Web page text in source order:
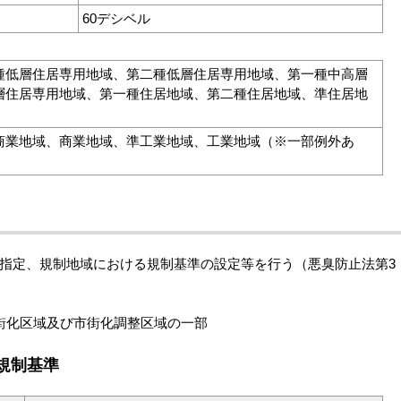
60デシベル
層住居専用地域、第二種低層住居専用地域、第一種中高層
居専用地域、第一種住居地域、第二種住居地域、準住居地
業地域、商業地域、準工業地域、工業地域（※一部例外あ
定、規制地域における規制基準の設定等を行う（悪臭防止法第3
区域及び市街化調整区域の一部
制基準